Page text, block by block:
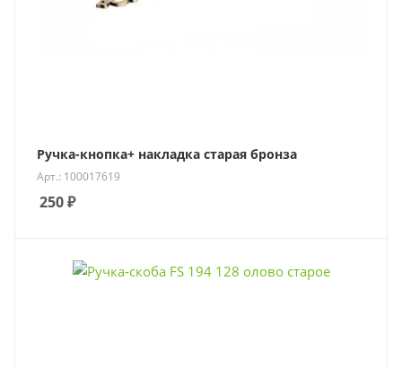
Ручка-кнопка+ накладка старая бронза
Арт.: 100017619
250₽